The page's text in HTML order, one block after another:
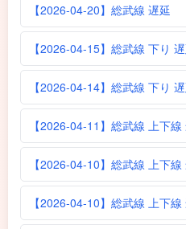
【2026-04-20】総武線 遅延
【2026-04-15】総武線 下り
【2026-04-14】総武線 下り
【2026-04-11】総武線 上下線
【2026-04-10】総武線 上下線
【2026-04-10】総武線 上下線